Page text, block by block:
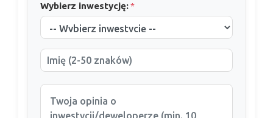
Wybierz inwestycję:*